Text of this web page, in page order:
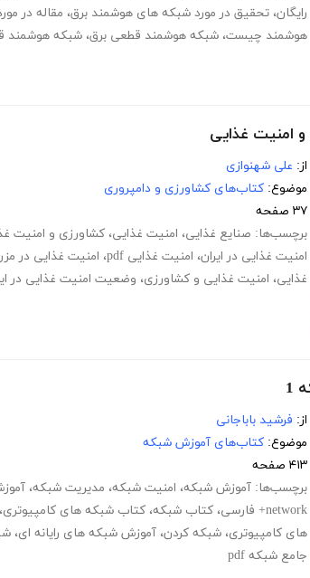
رایگان، تحقیق در مورد شبکه های هوشمند برق، مقاله در
هوشمند چیست، شبکه هوشمند قطعی برق، شبکه هوشمند
و امنیت غذایی
از: علی شهنوازی
موضوع: کتاب‌های کشاورزی و دامپروری
۳۷ صفحه
برچسب‌ها: صنایع غذایی، امنیت غذایی، کشاورزی و امنیت
امنیت غذایی در ایران، امنیت غذایی pdf ، امنیت غذایی در
غذایی، امنیت غذایی و کشاورزی، وضعیت امنیت غذایی در
1
از: فرشید باباجانی
موضوع: کتاب‌های آموزش شبکه
۴۱۳ صفحه
برچسب‌ها: آموزش شبکه، امنیت شبکه، مدیریت شبکه،
network+ فارسی
، کتاب شبکه، کتاب شبکه های کامپیوتری،
های کامپیوتری، شبکه کردن، آموزش شبکه های رایانه ای،
جامع شبکه pdf